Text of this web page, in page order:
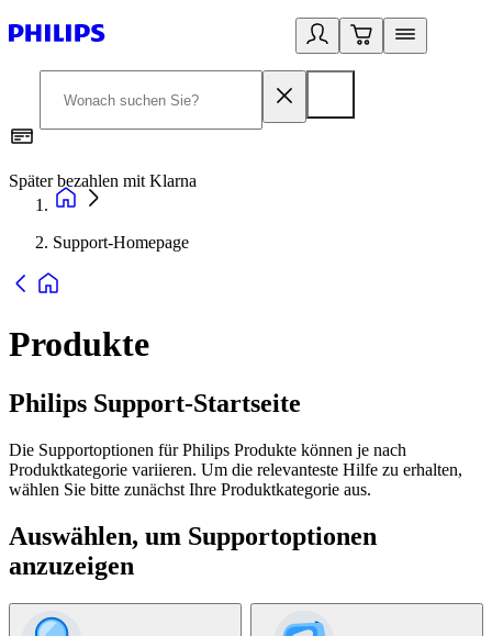
Später bezahlen mit Klarna
Support-Homepage
Produkte
Philips Support-Startseite
Die Supportoptionen für Philips Produkte können je nach
Produktkategorie variieren. Um die relevanteste Hilfe zu erhalten,
wählen Sie bitte zunächst Ihre Produktkategorie aus.
Auswählen, um Supportoptionen
anzuzeigen